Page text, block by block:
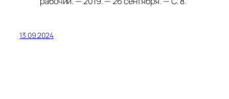
13.09.2024